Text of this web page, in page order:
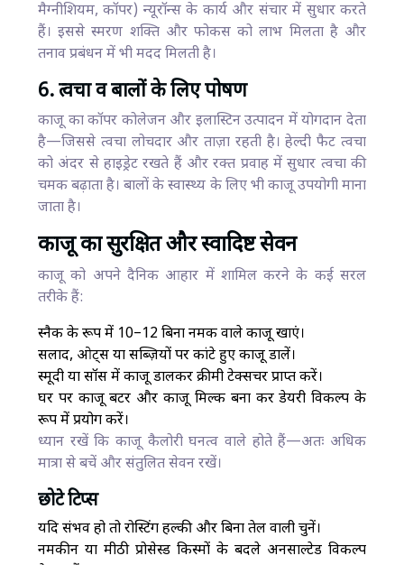
मैग्नीशियम, कॉपर) न्यूरॉन्स के कार्य और संचार में सुधार करते
हैं। इससे स्मरण शक्ति और फोकस को लाभ मिलता है और
तनाव प्रबंधन में भी मदद मिलती है।
6. त्वचा व बालों के लिए पोषण
काजू का कॉपर कोलेजन और इलास्टिन उत्पादन में योगदान देता
है—जिससे त्वचा लोचदार और ताज़ा रहती है। हेल्दी फैट त्वचा
को अंदर से हाइड्रेट रखते हैं और रक्त प्रवाह में सुधार त्वचा की
चमक बढ़ाता है। बालों के स्वास्थ्य के लिए भी काजू उपयोगी माना
जाता है।
काजू का सुरक्षित और स्वादिष्ट सेवन
काजू को अपने दैनिक आहार में शामिल करने के कई सरल
तरीके हैं:
स्नैक के रूप में 10–12 बिना नमक वाले काजू खाएं।
सलाद, ओट्स या सब्ज़ियों पर कांटे हुए काजू डालें।
स्मूदी या सॉस में काजू डालकर क्रीमी टेक्सचर प्राप्त करें।
घर पर काजू बटर और काजू मिल्क बना कर डेयरी विकल्प के
रूप में प्रयोग करें।
ध्यान रखें कि काजू कैलोरी घनत्व वाले होते हैं—अतः अधिक
मात्रा से बचें और संतुलित सेवन रखें।
छोटे टिप्स
यदि संभव हो तो रोस्टिंग हल्की और बिना तेल वाली चुनें।
नमकीन या मीठी प्रोसेस्ड किस्मों के बदले अनसाल्टेड विकल्प